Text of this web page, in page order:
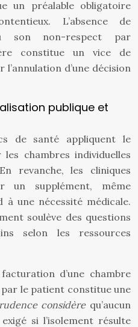
un préalable obligatoire
L’absence de
son non-respect par
constitue un vice de
d’une décision
publique et
de santé appliquent le
chambres individuelles
revanche, les cliniques
un supplément, même
à une nécessité médicale.
soulève des questions
selon les ressources
d’une chambre
le patient constitue une
considère qu’aucun
si l’isolement résulte